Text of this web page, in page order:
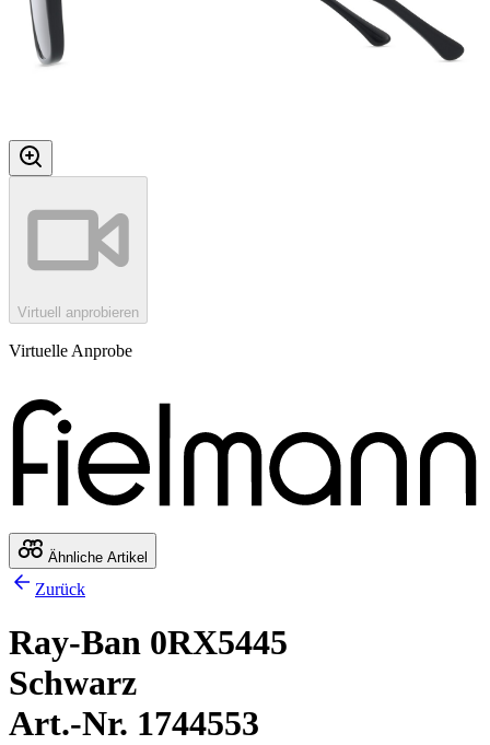
Virtuell anprobieren
Virtuelle Anprobe
Ähnliche Artikel
Zurück
Ray-Ban 0RX5445
Schwarz
Art.-Nr. 1744553